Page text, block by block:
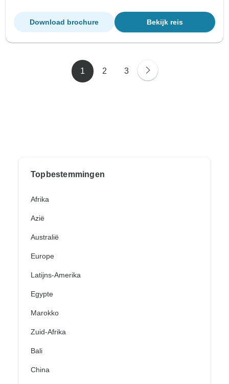
Bekijk reis
Download brochure
1 2 3
Topbestemmingen
Afrika
Azië
Australië
Europe
Latijns-Amerika
Egypte
Marokko
Zuid-Afrika
Bali
China